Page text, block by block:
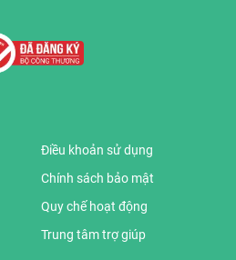
Điều khoản sử dụng
Chính sách bảo mật
Quy chế hoạt động
Trung tâm trợ giúp